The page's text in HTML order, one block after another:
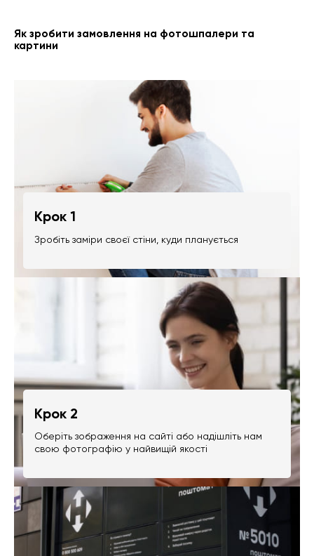
Як зробити замовлення на фотошпалери та
картини
Крок 1
Зробіть заміри своєї стіни, куди планується
Крок 2
Оберіть зображення на сайті або надішліть нам
свою фотографію у найвищій якості